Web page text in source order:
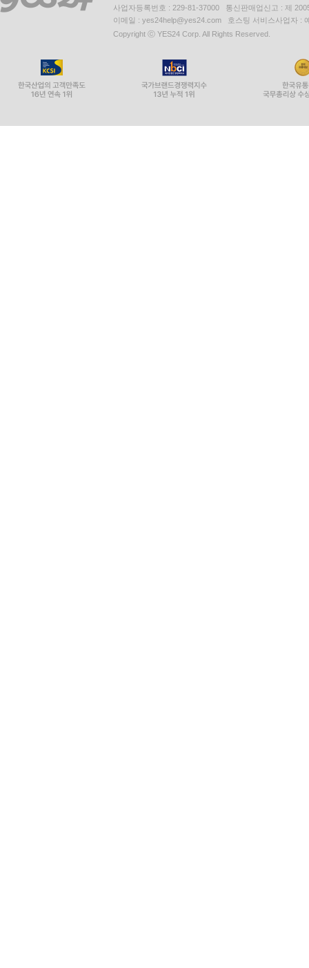
사업자등록번호 : 229-81-37000 통신판매업신고 : 제
이메일 : yes24help@yes24.com 호스팅 서비스사업자 :
Copyright ⓒ YES24 Corp. All Rights Reserved.